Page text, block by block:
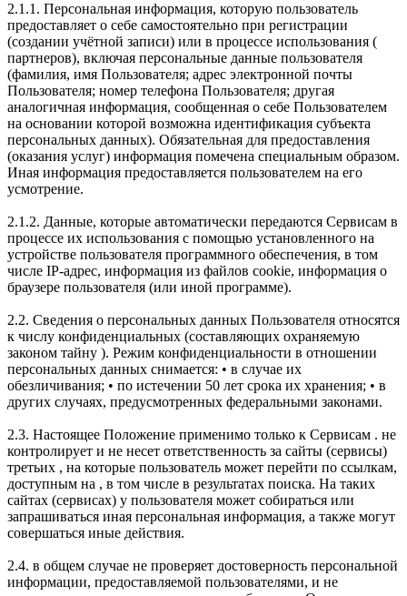
2.1.1. Персональная информация, которую пользователь
предоставляет о себе самостоятельно при регистрации
(создании учётной записи) или в процессе использования (
партнеров), включая персональные данные пользователя
(фамилия, имя Пользователя; адрес электронной почты
Пользователя; номер телефона Пользователя; другая
аналогичная информация, сообщенная о себе Пользователем
на основании которой возможна идентификация субъекта
персональных данных). Обязательная для предоставления
(оказания услуг) информация помечена специальным образом.
Иная информация предоставляется пользователем на его
усмотрение.
2.1.2. Данные, которые автоматически передаются Сервисам в
процессе их использования с помощью установленного на
устройстве пользователя программного обеспечения, в том
числе IP-адрес, информация из файлов cookie, информация о
браузере пользователя (или иной программе).
2.2. Сведения о персональных данных Пользователя относятся
к числу конфиденциальных (составляющих охраняемую
законом тайну ). Режим конфиденциальности в отношении
персональных данных снимается: • в случае их
обезличивания; • по истечении 50 лет срока их хранения; • в
других случаях, предусмотренных федеральными законами.
2.3. Настоящее Положение применимо только к Сервисам . не
контролирует и не несет ответственность за сайты (сервисы)
третьих , на которые пользователь может перейти по ссылкам,
доступным на , в том числе в результатах поиска. На таких
сайтах (сервисах) у пользователя может собираться или
запрашиваться иная персональная информация, а также могут
совершаться иные действия.
2.4. в общем случае не проверяет достоверность персональной
информации, предоставляемой пользователями, и не